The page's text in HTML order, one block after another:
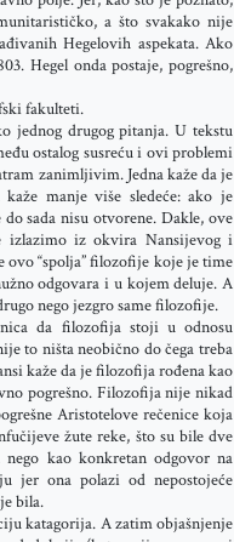
a što svakako nije
Hegelovih aspekata. Ako
Hegel onda postaje, pogrešno,
fakulteti.
jednog drugog pitanja. U tekstu
ostalog susreću i ovi problemi
zanimljivim. Jedna kaže da je
manje više sledeće: ako je
sada nisu otvorene. Dakle, ove
izlazimo iz okvira Nansijevog i
ovo “spolja” filozofije koje je time
odgovara i u kojem deluje. A
nego jezgro same filozofije.
da filozofija stoji u odnosu
to ništa neobično do čega treba
kaže da je filozofija rođena kao
pogrešno. Filozofija nije nikad
Aristotelove rečenice koja
žute reke, što su bile dve
kao konkretan odgovor na
jer ona polazi od nepostojeće
bila.
katagorija. A zatim objašnjenje